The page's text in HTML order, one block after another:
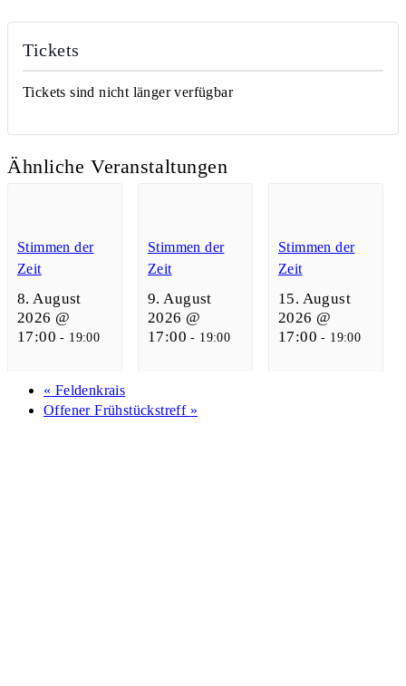
Tickets
Tickets sind nicht länger verfügbar
Ähnliche Veranstaltungen
Stimmen der
Zeit
8. August
2026 @
17:00 - 19:00
Stimmen der
Zeit
9. August
2026 @
17:00 - 19:00
Stimmen der
Zeit
15. August
2026 @
17:00 - 19:00
« Feldenkrais
Offener Frühstückstreff »